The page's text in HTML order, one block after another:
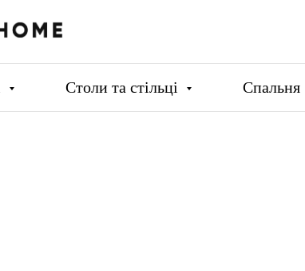
Столи та стільці Спальня